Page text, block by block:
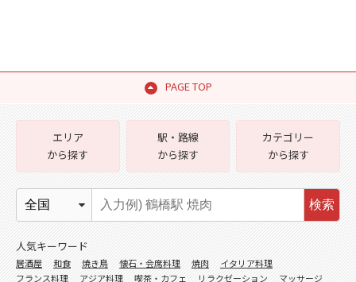
PAGE TOP
エリア
から探す
駅・路線
から探す
カテゴリー
から探す
検索
人気キーワード
居酒屋 和食 焼き鳥 懐石・会席料理 焼肉
イタリア料理
フランス料理
アジア料理 喫茶・カフェ リラクゼーション
マッサージ